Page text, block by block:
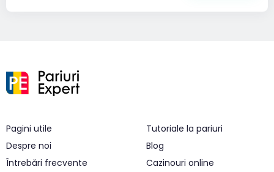
Pagini utile
Despre noi
Întrebări frecvente
Tutoriale la pariuri
Blog
Cazinouri online